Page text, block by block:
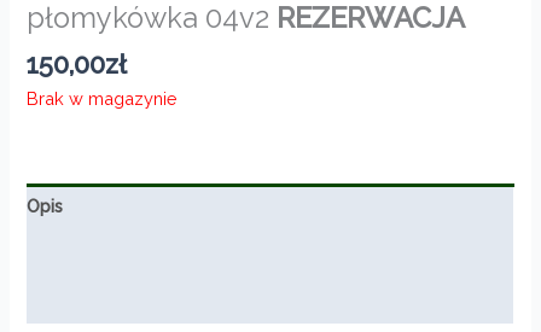
płomykówka 04v2 REZERWACJA
150,00zł
Brak w magazynie
Opis